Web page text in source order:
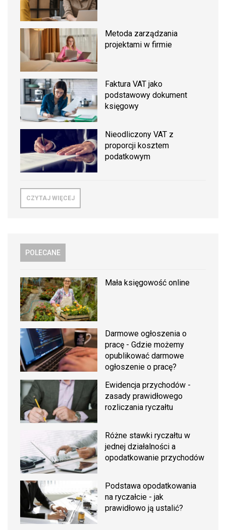
Metoda zarządzania
projektami w firmie
Faktura VAT jako
podstawowy dokument
księgowy
Nieodliczony VAT z
proporcji kosztem
podatkowym
CZYTAJ WIĘCEJ
POLECANE
Mała księgowość online
Darmowe ogłoszenia o
pracę - Gdzie możemy
opublikować darmowe
ogłoszenie o pracę?
Ewidencja przychodów -
zasady prawidłowego
rozliczania ryczałtu
Różne stawki ryczałtu w
jednej działalności a
opodatkowanie przychodów
Podstawa opodatkowania
na ryczałcie - jak
prawidłowo ją ustalić?